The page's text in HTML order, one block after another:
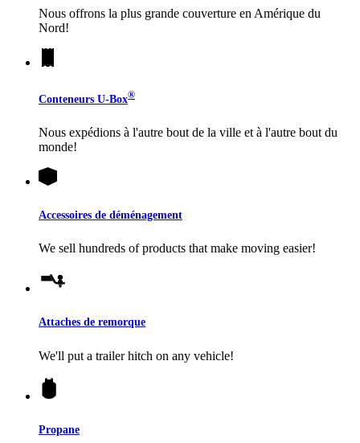
Nous offrons la plus grande couverture en Amérique du
Nord!
Conteneurs U-Box®
Nous expédions à l'autre bout de la ville et à l'autre bout du
monde!
Accessoires de déménagement
We sell hundreds of products that make moving easier!
Attaches de remorque
We'll put a trailer hitch on any vehicle!
Propane